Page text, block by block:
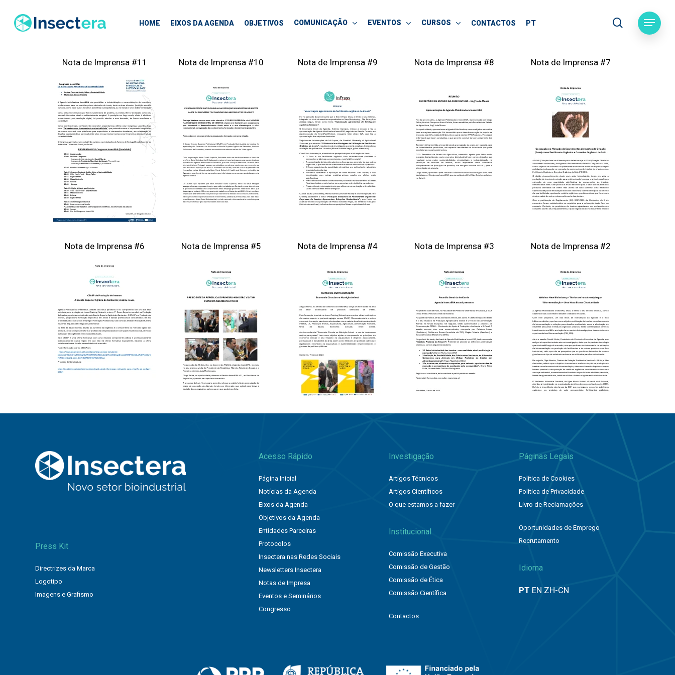
main
HOME EIXOS DA AGENDA OBJETIVOS COMUNICAÇÃO EVENTOS CURSOS CONTACTOS PT search
Menu
Nota de Imprensa #11 Nota de Imprensa #10 Nota de Imprensa #9 Nota de Imprensa #8 Nota de Imprensa #7
Nota de Imprensa #6 Nota de Imprensa #5 Nota de Imprensa #4 Nota de Imprensa #3 Nota de Imprensa #2
Press Kit
Directrizes da Marca
Logotipo
Imagens e Grafismo
Acesso Rápido
Página Inicial
Notícias da Agenda
Eixos da Agenda
Objetivos da Agenda
Entidades Parceiras
Protocolos
Insectera nas Redes Sociais
Newsletters Insectera
Notas de Impresa
Eventos e Seminários
Congresso
Investigação
Artigos Técnicos
Artigos Científicos
O que estamos a fazer
Institucional
Comissão Executiva
Comissão de Gestão
Comissão de Ética
Comissão Científica
Contactos
Páginas Legais
Política de Cookies
Política de Privacidade
Livro de Reclamações
Oportunidades de Emprego
Recrutamento
Idioma
PT EN ZH-CN